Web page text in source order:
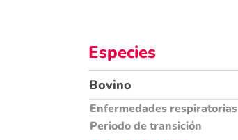
Especies
Bovino
Enfermedades respiratorias
Periodo de transición